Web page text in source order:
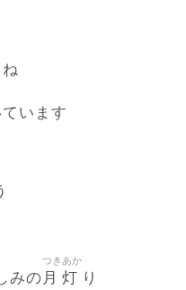
ています
みの 月
つき
灯
あか
り